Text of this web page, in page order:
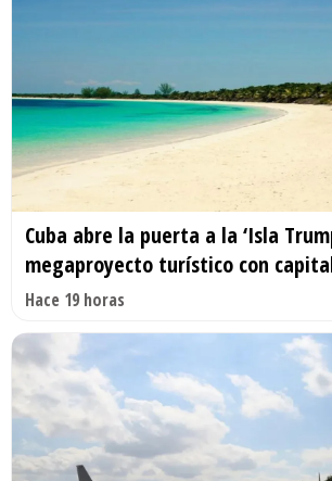
Cuba abre la puerta a la ‘Isla
megaproyecto turístico con
Hace 19 horas